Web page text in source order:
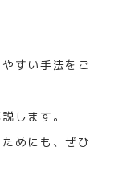
すい手法をご
します。
めにも、ぜひ